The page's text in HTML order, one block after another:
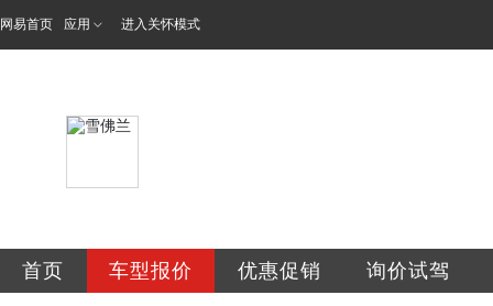
网易首页 应用 进入关怀模式
首页 车型报价 优惠促销 询价试驾